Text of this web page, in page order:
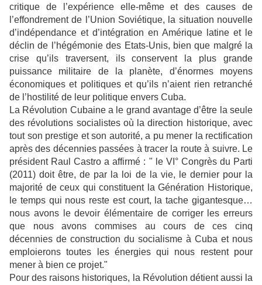
critique de l’expérience elle-même et des causes de
l’effondrement de l’Union Soviétique, la situation nouvelle
d’indépendance et d’intégration en Amérique latine et le
déclin de l’hégémonie des Etats-Unis, bien que malgré la
crise qu’ils traversent, ils conservent la plus grande
puissance militaire de la planète, d’énormes moyens
économiques et politiques et qu’ils n’aient rien retranché
de l’hostilité de leur politique envers Cuba.
La Révolution Cubaine a le grand avantage d’être la seule
des révolutions socialistes où la direction historique, avec
tout son prestige et son autorité, a pu mener la rectification
après des décennies passées à tracer la route à suivre. Le
président Raul Castro a affirmé : " le VI° Congrès du Parti
(2011) doit être, de par la loi de la vie, le dernier pour la
majorité de ceux qui constituent la Génération Historique,
le temps qui nous reste est court, la tache gigantesque…
nous avons le devoir élémentaire de corriger les erreurs
que nous avons commises au cours de ces cinq
décennies de construction du socialisme à Cuba et nous
emploierons toutes les énergies qui nous restent pour
mener à bien ce projet."
Pour des raisons historiques, la Révolution détient aussi la